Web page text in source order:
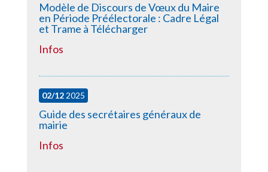
Modèle de Discours de Vœux du Maire
en Période Préélectorale : Cadre Légal
et Trame à Télécharger
Infos
02/122025
Guide des secrétaires généraux de
mairie
Infos